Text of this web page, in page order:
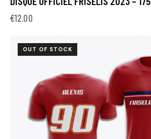
€12.00
OUT OF STOCK